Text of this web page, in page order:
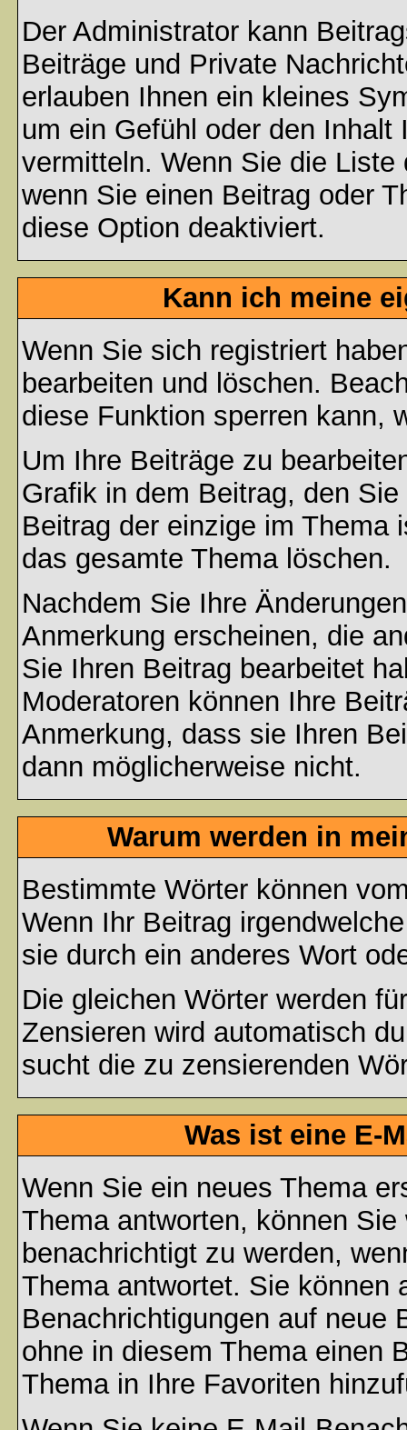
Der Administrator kann
Beiträge und Private
erlauben Ihnen ein kleines
um ein Gefühl oder den
vermitteln. Wenn Sie die
wenn Sie einen Beitrag oder
diese Option deaktiviert.
Kann ich meine
Wenn Sie sich registriert
bearbeiten und löschen.
diese Funktion sperren kann,
Um Ihre Beiträge zu
Grafik in dem Beitrag, den
Beitrag der einzige im Thema
das gesamte Thema löschen.
Nachdem Sie Ihre
Anmerkung erscheinen, die
Sie Ihren Beitrag bearbeitet
Moderatoren können Ihre
Anmerkung, dass sie Ihren
dann möglicherweise nicht.
Warum werden in
Bestimmte Wörter können
Wenn Ihr Beitrag
sie durch ein anderes Wort
Die gleichen Wörter werden
Zensieren wird automatisch
sucht die zu zensierenden
Was ist eine E-
Wenn Sie ein neues Thema
Thema antworten, können
benachrichtigt zu werden,
Thema antwortet. Sie können
Benachrichtigungen auf neue
ohne in diesem Thema einen
Thema in Ihre Favoriten